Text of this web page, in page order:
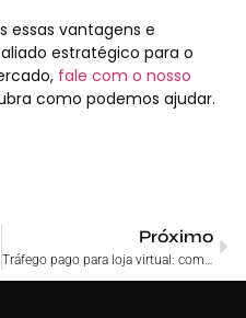
essas vantagens e
estratégico para o
fale com o nosso
como podemos ajudar.
Próximo